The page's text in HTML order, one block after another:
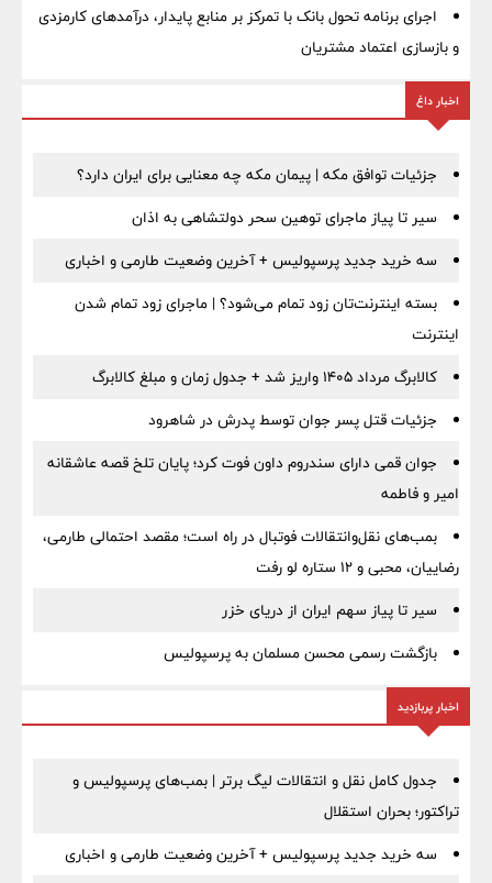
اجرای برنامه تحول بانک با تمرکز بر منابع پایدار، درآمدهای کارمزدی
و بازسازی اعتماد مشتریان
اخبار داغ
جزئیات توافق مکه | پیمان مکه چه معنایی برای ایران دارد؟
سیر تا پیاز ماجرای توهین سحر دولتشاهی به اذان
سه خرید جدید پرسپولیس + آخرین وضعیت طارمی و اخباری
بسته اینترنت‌تان زود تمام می‌شود؟ | ماجرای زود تمام شدن
اینترنت
کالابرگ مرداد ۱۴۰۵ واریز شد + جدول زمان و مبلغ کالابرگ
جزئیات قتل پسر جوان توسط پدرش در شاهرود
جوان قمی دارای سندروم داون فوت کرد؛ پایان تلخ قصه عاشقانه
امیر و فاطمه
بمب‌های نقل‌وانتقالات فوتبال در راه است؛ مقصد احتمالی طارمی،
رضاییان، محبی و ۱۲ ستاره لو رفت
سیر تا پیاز سهم ایران از دریای خزر
بازگشت رسمی محسن مسلمان به پرسپولیس
اخبار پربازدید
جدول کامل نقل و انتقالات لیگ برتر | بمب‌های پرسپولیس و
تراکتور؛ بحران استقلال
سه خرید جدید پرسپولیس + آخرین وضعیت طارمی و اخباری